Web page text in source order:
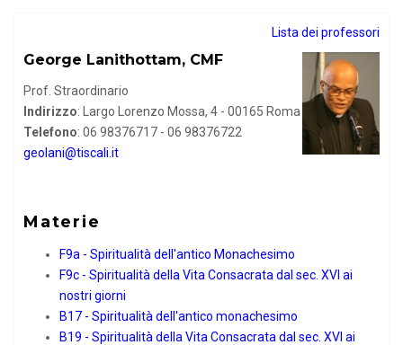
Lista dei professori
George Lanithottam, CMF
Prof. Straordinario
Indirizzo: Largo Lorenzo Mossa, 4 - 00165 Roma
Telefono: 06 98376717 - 06 98376722
geolani@tiscali.it
Materie
F9a - Spiritualità dell′antico Monachesimo
F9c - Spiritualità della Vita Consacrata dal sec. XVI ai
nostri giorni
B17 - Spiritualità dell'antico monachesimo
B19 - Spiritualità della Vita Consacrata dal sec. XVI ai